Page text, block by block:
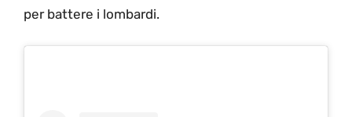
per battere i lombardi.